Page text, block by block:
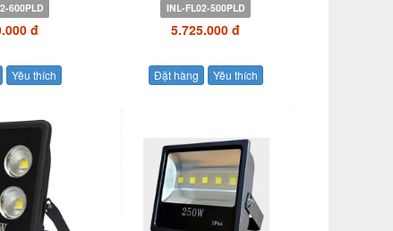
600PLD
đ
Yêu thích
INL-FL02-500PLD
5.725.000 đ
Đặt hàng Yêu thích